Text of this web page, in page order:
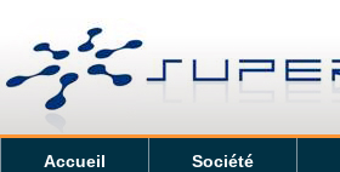
Accueil Société